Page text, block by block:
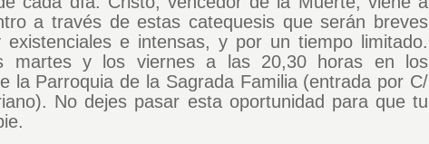
a través de estas catequesis que serán breves
existenciales e intensas, y por un tiempo limitado.
martes y los viernes a las 20,30 horas en los
la Parroquia de la Sagrada Familia (entrada por C/
No dejes pasar esta oportunidad para que tu